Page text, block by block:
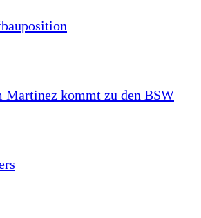
Martinez kommt zu den BSW